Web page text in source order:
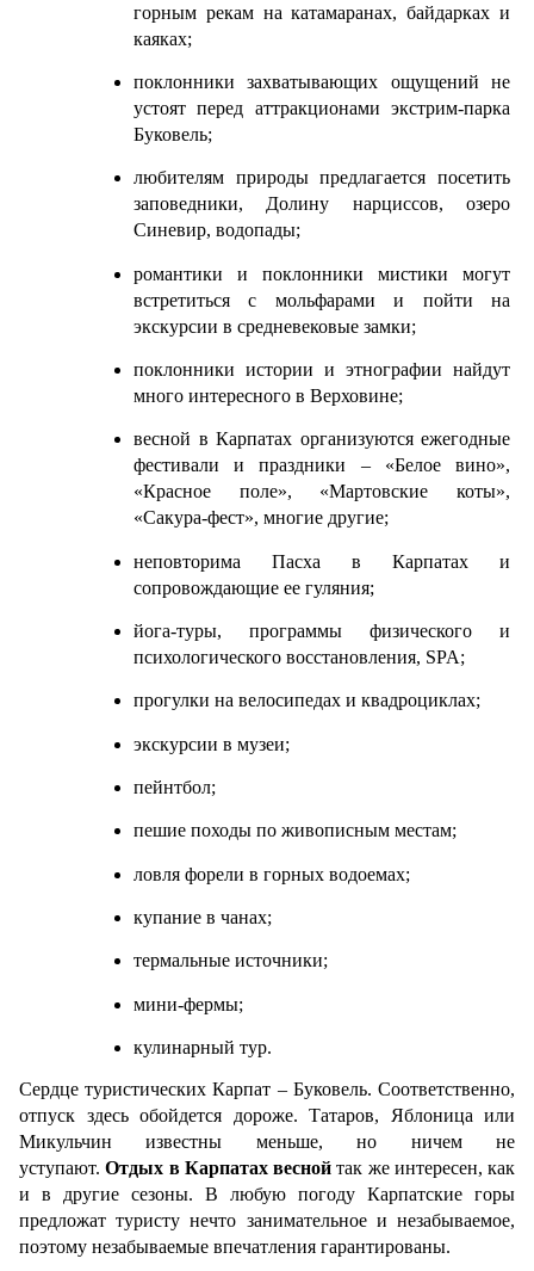
горным рекам на катамаранах, байдарках и
каяках;
поклонники захватывающих ощущений не
устоят перед аттракционами экстрим-парка
Буковель;
любителям природы предлагается посетить
заповедники, Долину нарциссов, озеро
Синевир, водопады;
романтики и поклонники мистики могут
встретиться с мольфарами и пойти на
экскурсии в средневековые замки;
поклонники истории и этнографии найдут
много интересного в Верховине;
весной в Карпатах организуются ежегодные
фестивали и праздники – «Белое вино»,
«Красное поле», «Мартовские коты»,
«Сакура-фест», многие другие;
неповторима Пасха в Карпатах и
сопровождающие ее гуляния;
йога-туры, программы физического и
психологического восстановления, SPA;
прогулки на велосипедах и квадроциклах;
экскурсии в музеи;
пейнтбол;
пешие походы по живописным местам;
ловля форели в горных водоемах;
купание в чанах;
термальные источники;
мини-фермы;
кулинарный тур.
Сердце туристических Карпат – Буковель. Соответственно,
отпуск здесь обойдется дороже. Татаров, Яблоница или
Микульчин известны меньше, но ничем не
уступают. Отдых в Карпатах весной так же интересен, как
и в другие сезоны. В любую погоду Карпатские горы
предложат туристу нечто занимательное и незабываемое,
поэтому незабываемые впечатления гарантированы.